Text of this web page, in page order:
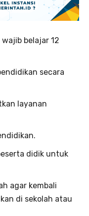
belajar 12
secara
layanan
didik untuk
agar kembali
di sekolah atau